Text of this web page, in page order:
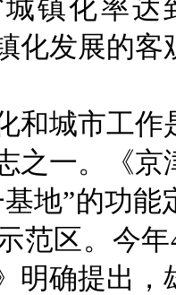
镇化率达
化发展的
城市工作
之一。《
地”的功
范区。今
明确提出